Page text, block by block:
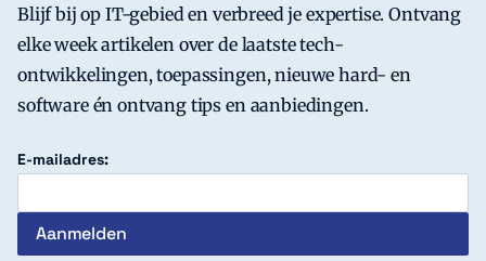
Blijf bij op IT-gebied en verbreed je expertise. Ontvang
elke week artikelen over de laatste tech-
ontwikkelingen, toepassingen, nieuwe hard- en
software én ontvang tips en aanbiedingen.
E-mailadres: